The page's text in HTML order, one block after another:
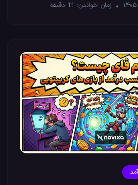
زمان خواندن: 11 دقیقه